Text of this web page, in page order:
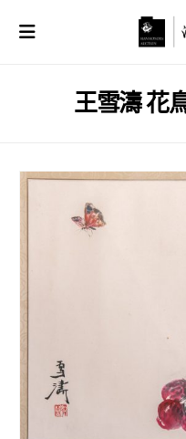
王雪濤 花